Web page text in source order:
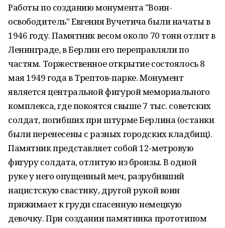
Работы по созданию монумента "Воин-
освободитель" Евгения Вучетича были начаты в
1946 году. Памятник весом около 70 тонн отлит в
Ленинграде, в Берлин его переправляли по
частям. Торжественное открытие состоялось 8
мая 1949 года в Трептов-парке. Монумент
является центральной фигурой мемориального
комплекса, где покоятся свыше 7 тыс. советских
солдат, погибших при штурме Берлина (останки
были перенесены с разных городских кладбищ).
Памятник представляет собой 12-метровую
фигуру солдата, отлитую из бронзы. В одной
руке у него опущенный меч, разрубивший
нацистскую свастику, другой рукой воин
прижимает к груди спасенную немецкую
девочку. При создании памятника прототипом